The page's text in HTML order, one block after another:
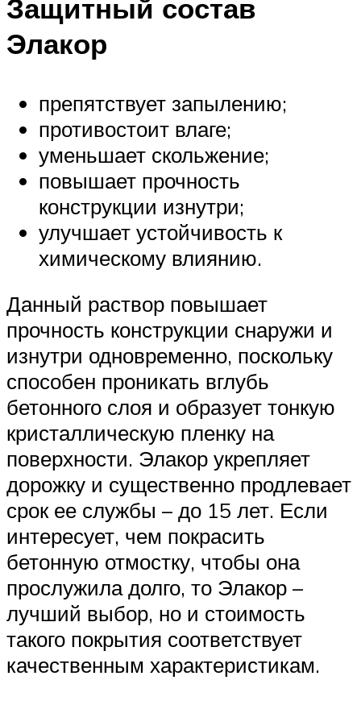
Защитный состав
Элакор
препятствует запылению;
противостоит влаге;
уменьшает скольжение;
повышает прочность
конструкции изнутри;
улучшает устойчивость к
химическому влиянию.
Данный раствор повышает
прочность конструкции снаружи и
изнутри одновременно, поскольку
способен проникать вглубь
бетонного слоя и образует тонкую
кристаллическую пленку на
поверхности. Элакор укрепляет
дорожку и существенно продлевает
срок ее службы – до 15 лет. Если
интересует, чем покрасить
бетонную отмостку, чтобы она
прослужила долго, то Элакор –
лучший выбор, но и стоимость
такого покрытия соответствует
качественным характеристикам.